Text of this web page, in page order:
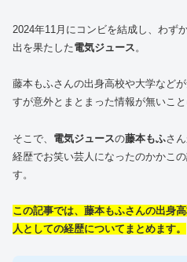
2024年11月にコンビを結成し、わず
出を果たした電気ジュース 。
藤本もふさんの出身高校や大学など
すが意外とまとまった情報が無いこと
そこで、 電気ジュースの藤本もふさ
経歴でお笑い芸人になったのかかこ
す。
この記事では、藤本もふさんの出身
人としての経歴についてまとめます。